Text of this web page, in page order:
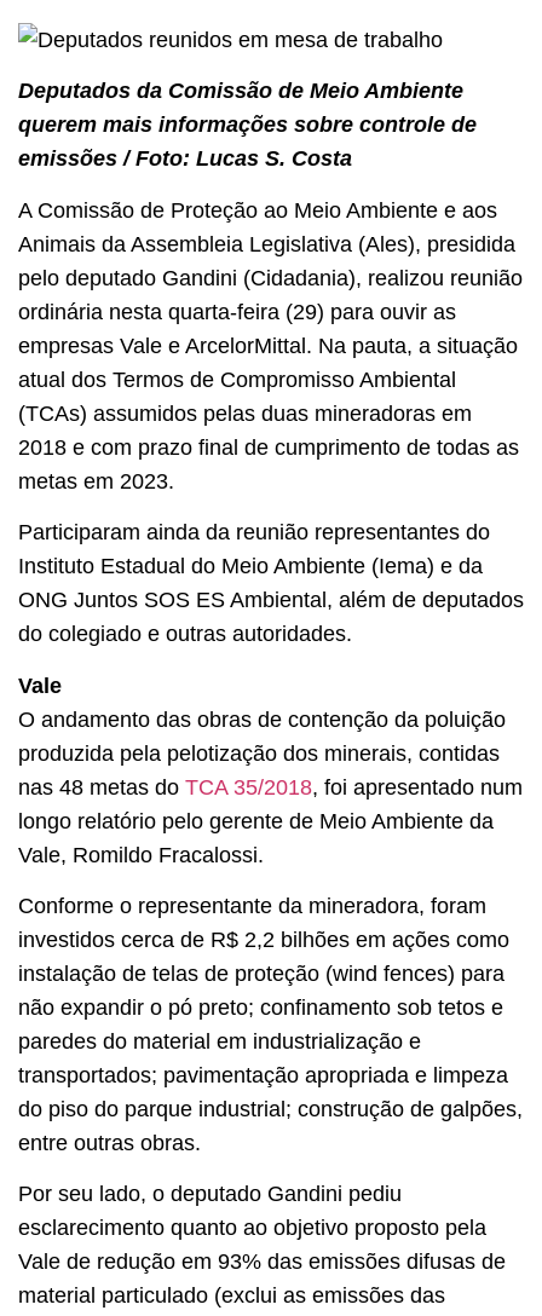
Deputados da Comissão de Meio Ambiente
querem mais informações sobre controle de
emissões / Foto: Lucas S. Costa
A Comissão de Proteção ao Meio Ambiente e aos
Animais da Assembleia Legislativa (Ales), presidida
pelo deputado Gandini (Cidadania), realizou reunião
ordinária nesta quarta-feira (29) para ouvir as
empresas Vale e ArcelorMittal. Na pauta, a situação
atual dos Termos de Compromisso Ambiental
(TCAs) assumidos pelas duas mineradoras em
2018 e com prazo final de cumprimento de todas as
metas em 2023.
Participaram ainda da reunião representantes do
Instituto Estadual do Meio Ambiente (Iema) e da
ONG Juntos SOS ES Ambiental, além de deputados
do colegiado e outras autoridades.
Vale
O andamento das obras de contenção da poluição
produzida pela pelotização dos minerais, contidas
nas 48 metas do TCA 35/2018, foi apresentado num
longo relatório pelo gerente de Meio Ambiente da
Vale, Romildo Fracalossi.
Conforme o representante da mineradora, foram
investidos cerca de R$ 2,2 bilhões em ações como
instalação de telas de proteção (wind fences) para
não expandir o pó preto; confinamento sob tetos e
paredes do material em industrialização e
transportados; pavimentação apropriada e limpeza
do piso do parque industrial; construção de galpões,
entre outras obras.
Por seu lado, o deputado Gandini pediu
esclarecimento quanto ao objetivo proposto pela
Vale de redução em 93% das emissões difusas de
material particulado (exclui as emissões das